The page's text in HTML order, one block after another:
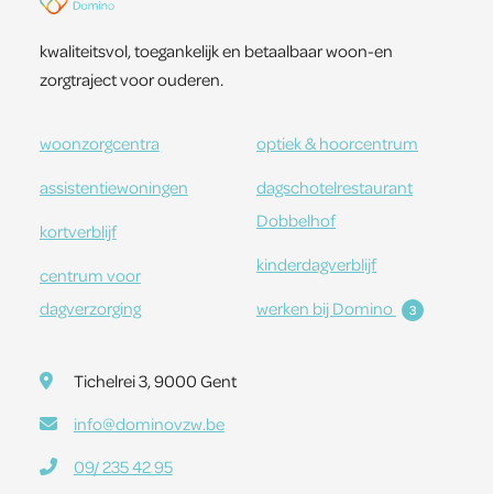
kwaliteitsvol, toegankelijk en betaalbaar woon-en
zorgtraject voor ouderen.
woonzorgcentra
assistentiewoningen
kortverblijf
centrum voor
dagverzorging
optiek & hoorcentrum
dagschotelrestaurant
Dobbelhof
kinderdagverblijf
werken bij Domino
3
Tichelrei 3, 9000 Gent
info@dominovzw.be
09/ 235 42 95